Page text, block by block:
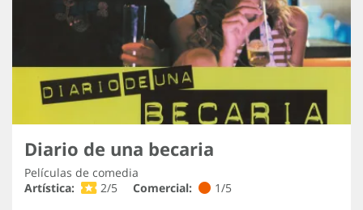
Diario de una becaria
Películas de comedia
Artística:
2/5 Comercial:
1/5